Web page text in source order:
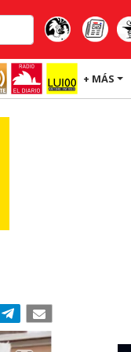
+ MÁS